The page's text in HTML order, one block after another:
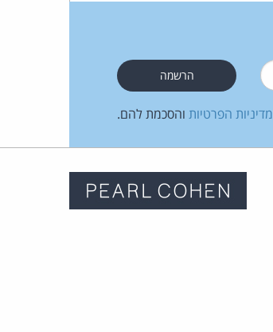
מדיניות הפרטיות והסכמת להם.